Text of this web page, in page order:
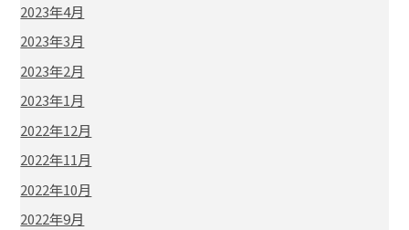
2023年4月
2023年3月
2023年2月
2023年1月
2022年12月
2022年11月
2022年10月
2022年9月